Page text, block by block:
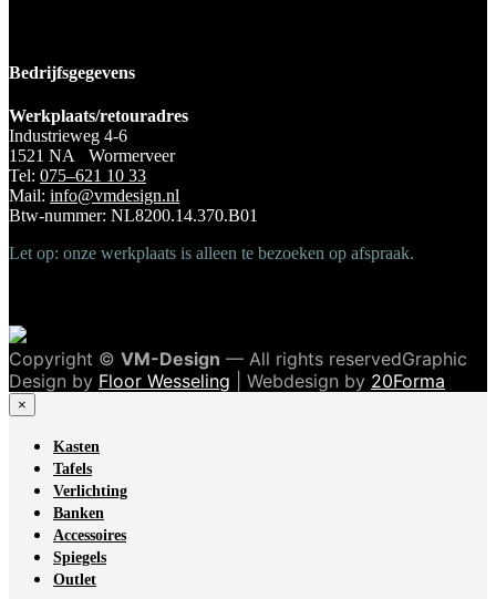
Bedrijfsgegevens
Werkplaats/retouradres
Industrieweg 4-6
1521 NA Wormerveer
Tel: 075–621 10 33
Mail: info@vmdesign.nl
Btw-nummer: NL8200.14.370.B01
Let op: onze werkplaats is alleen te bezoeken op afspraak.
Copyright © VM-Design — All rights reservedGraphic
Design by Floor Wesseling | Webdesign by 20Forma
×
Kasten
Tafels
Verlichting
Banken
Accessoires
Spiegels
Outlet